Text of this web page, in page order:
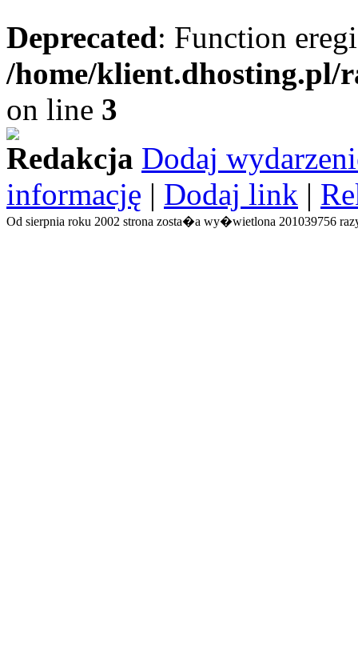
Deprecated: Function
/home/
on line 3
Redakcja Dodaj
informację | Dodaj link |
Od sierpnia roku 2002 strona zosta�a wy�wietlona 201039756